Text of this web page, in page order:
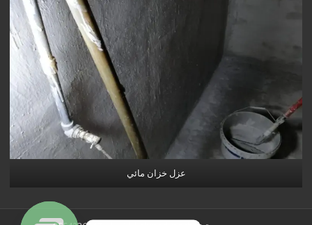
عزل خزان مائي